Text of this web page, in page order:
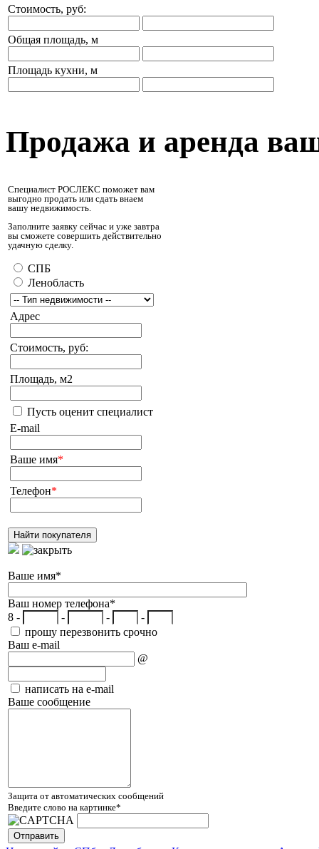
Стоимость, руб:
Общая площадь, м
Площадь кухни, м
Продажа и аренда
Специалист РОСЛЕКС поможет вам
выгодно продать или сдать внаем
вашу недвижимость.
Заполните заявку сейчас и уже завтра
вы сможете совершить действительно
удачную сделку.
СПБ
Ленобласть
Адрес
Стоимость, руб:
Площадь, м2
Пусть оценит специалист
E-mail
Ваше имя*
Телефон*
Ваше имя*
Ваш номер телефона*
8 -
- -
-
прошу перезвонить срочно
Ваш e-mail
@
написать на e-mail
Ваше сообщение
Защита от автоматических сообщений
Введите слово на картинке*